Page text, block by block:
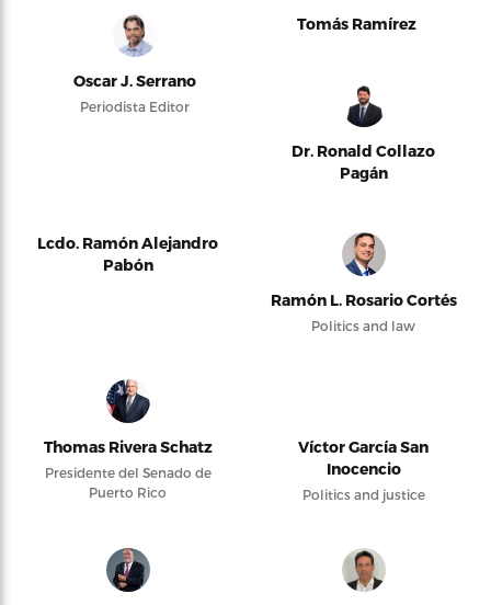
Oscar J. Serrano
Periodista Editor
Tomás Ramírez
Dr. Ronald Collazo
Pagán
Lcdo. Ramón Alejandro
Pabón
Ramón L. Rosario Cortés
Politics and law
Thomas Rivera Schatz
Presidente del Senado de
Puerto Rico
Víctor García San
Inocencio
Politics and justice